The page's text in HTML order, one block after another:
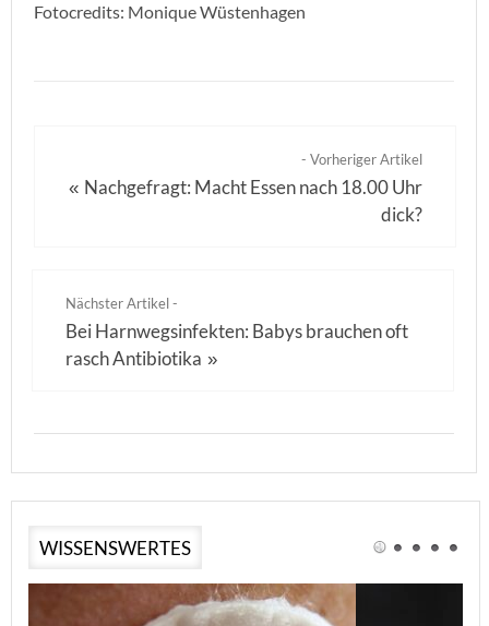
Fotocredits: Monique Wüstenhagen
- Vorheriger Artikel
« Nachgefragt: Macht Essen nach 18.00 Uhr
dick?
Nächster Artikel -
Bei Harnwegsinfekten: Babys brauchen oft
rasch Antibiotika »
WISSENSWERTES